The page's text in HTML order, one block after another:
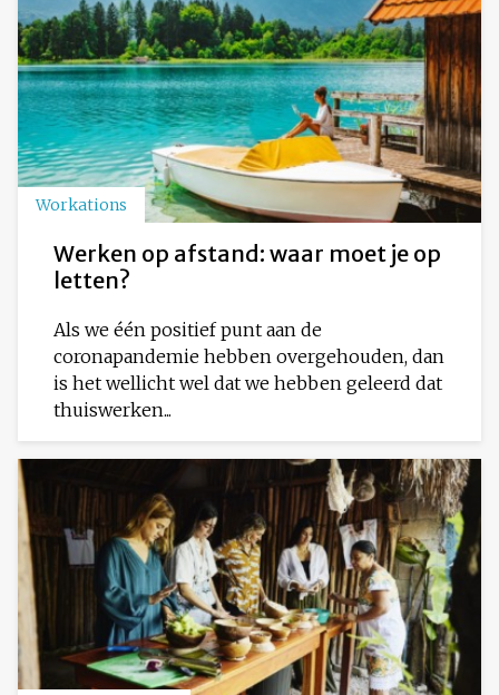
Workations
Werken op afstand: waar moet je op
letten?
Als we één positief punt aan de
coronapandemie hebben overgehouden, dan
is het wellicht wel dat we hebben geleerd dat
thuiswerken...